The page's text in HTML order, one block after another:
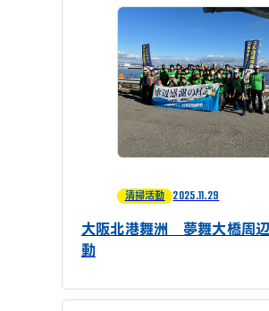
清掃活動 2025.11.29
大阪北港舞洲 夢舞大橋周
動